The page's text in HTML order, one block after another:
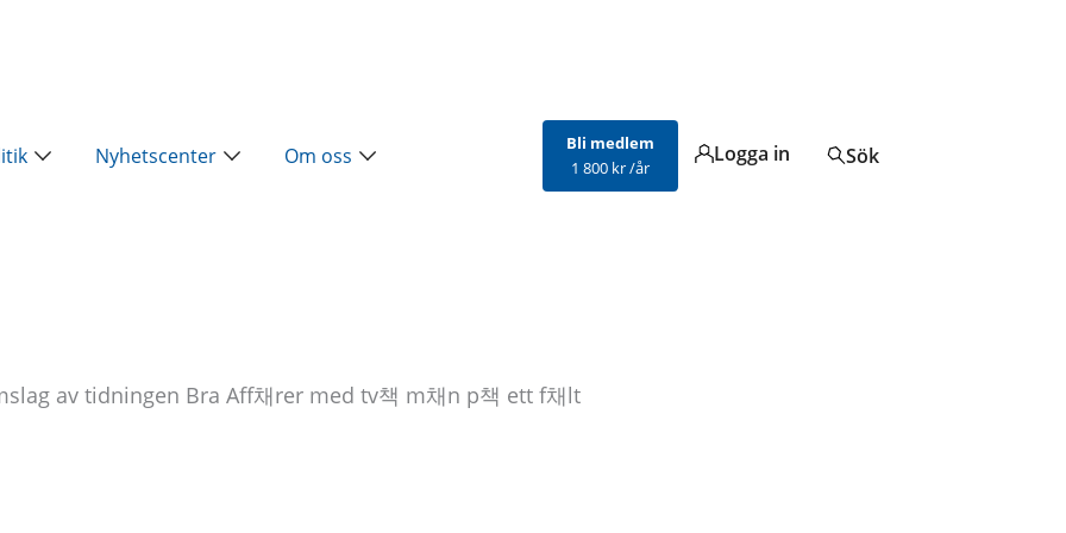
Öppna Näringspolitik
Nyhetscenter Öppna Nyhetscenter
Om oss Öppna Om oss
Bli medlem
1 800 kr /år
Logga in Sök